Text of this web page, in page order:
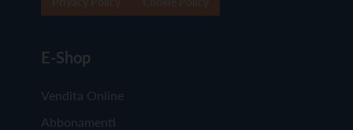
E-Shop
Vendita Online
Abbonamenti